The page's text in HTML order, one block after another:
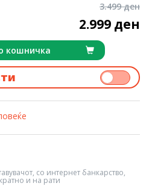
3.499 ден
2.999 ден
кошничка
со интернет банкарство,
и на рати